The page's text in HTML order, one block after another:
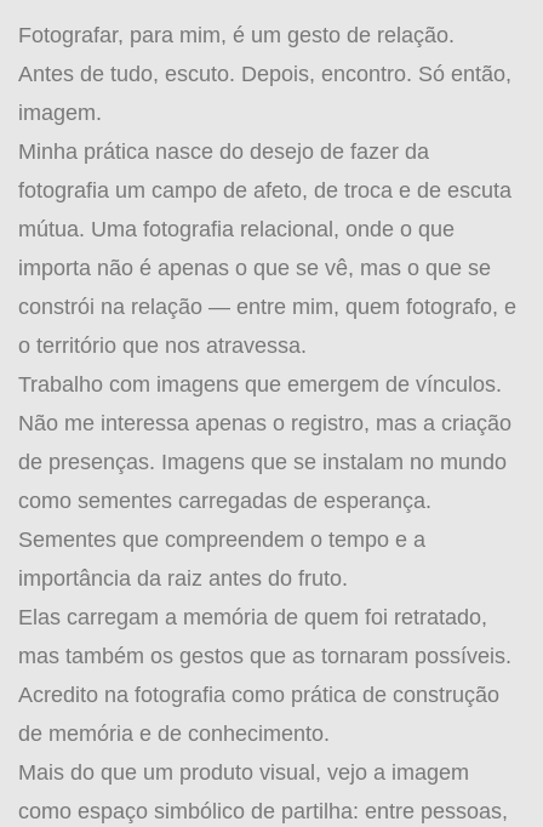
Fotografar, para mim, é um gesto de relação.
Antes de tudo, escuto. Depois, encontro. Só então,
imagem.
Minha prática nasce do desejo de fazer da
fotografia um campo de afeto, de troca e de escuta
mútua. Uma fotografia relacional, onde o que
importa não é apenas o que se vê, mas o que se
constrói na relação — entre mim, quem fotografo, e
o território que nos atravessa.
Trabalho com imagens que emergem de vínculos.
Não me interessa apenas o registro, mas a criação
de presenças. Imagens que se instalam no mundo
como sementes carregadas de esperança.
Sementes que compreendem o tempo e a
importância da raiz antes do fruto.
Elas carregam a memória de quem foi retratado,
mas também os gestos que as tornaram possíveis.
Acredito na fotografia como prática de construção
de memória e de conhecimento.
Mais do que um produto visual, vejo a imagem
como espaço simbólico de partilha: entre pessoas,